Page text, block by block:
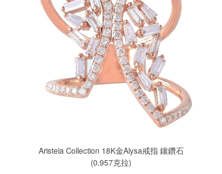
Aristeia Collection 18K金Alysa戒指 鑲鑽石
(0.957克拉)